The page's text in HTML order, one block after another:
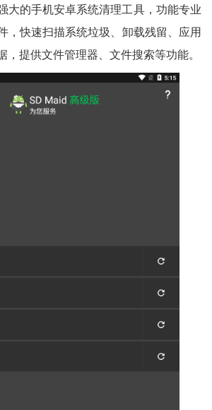
大的手机安卓系统清理工具，功能专业
，快速扫描系统垃圾、卸载残留、应用
，提供文件管理器、文件搜索等功能。